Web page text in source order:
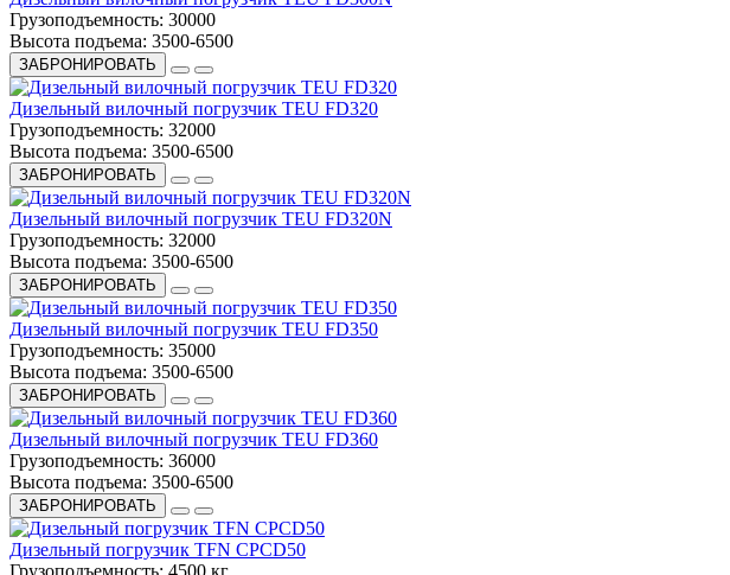
Грузоподъемность: 30000
Высота подъема: 3500-6500
ЗАБРОНИРОВАТЬ
Дизельный вилочный погрузчик TEU FD320
Грузоподъемность: 32000
Высота подъема: 3500-6500
ЗАБРОНИРОВАТЬ
Дизельный вилочный погрузчик TEU FD320N
Грузоподъемность: 32000
Высота подъема: 3500-6500
ЗАБРОНИРОВАТЬ
Дизельный вилочный погрузчик TEU FD350
Грузоподъемность: 35000
Высота подъема: 3500-6500
ЗАБРОНИРОВАТЬ
Дизельный вилочный погрузчик TEU FD360
Грузоподъемность: 36000
Высота подъема: 3500-6500
ЗАБРОНИРОВАТЬ
Дизельный погрузчик TFN CPCD50
Грузоподъемность: 4500 кг